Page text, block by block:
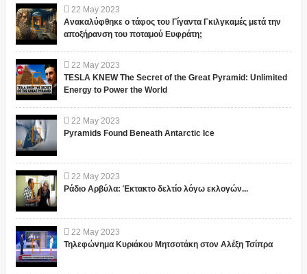
22 May 2023
Ανακαλύφθηκε ο τάφος του Γίγαντα Γκιλγκαμές μετά την
αποξήρανση του ποταμού Ευφράτη;
22 May 2023
TESLA KNEW The Secret of the Great Pyramid: Unlimited
Energy to Power the World
22 May 2023
Pyramids Found Beneath Antarctic Ice
22 May 2023
Ράδιο Αρβύλα: Έκτακτο δελτίο λόγω εκλογών...
22 May 2023
Τηλεφώνημα Κυριάκου Μητσοτάκη στον Αλέξη Τσίπρα